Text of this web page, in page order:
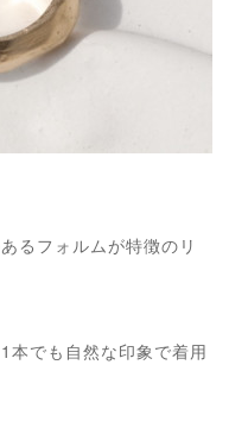
るフォルムが特徴のリ
本でも自然な印象で着用